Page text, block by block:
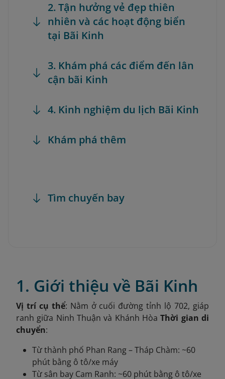
2. Tận hưởng vẻ đẹp thiên
nhiên và các hoạt động biển
tại Bãi Kinh
3. Khám phá các điểm đến lân
cận bãi Kinh
4. Kinh nghiệm du lịch Bãi Kinh
Khám phá thêm
Tìm chuyến bay
1. Giới thiệu về Bãi Kinh
Vị trí cụ thể: Nằm ở cuối đường tỉnh lộ 702, giáp
ranh giữa Ninh Thuận và Khánh HòaThời gian di
chuyển:
Từ thành phố Phan Rang – Tháp Chàm: ~60
phút bằng ô tô/xe máy
Từ sân bay Cam Ranh: ~60 phút bằng ô tô/xe